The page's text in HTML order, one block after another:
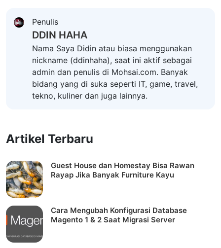
Penulis
DDIN HAHA
Nama Saya Didin atau biasa menggunakan
nickname (ddinhaha), saat ini aktif sebagai
admin dan penulis di Mohsai.com. Banyak
bidang yang di suka seperti IT, game, travel,
tekno, kuliner dan juga lainnya.
Artikel Terbaru
Guest House dan Homestay Bisa Rawan
Rayap Jika Banyak Furniture Kayu
Cara Mengubah Konfigurasi Database
Magento 1 & 2 Saat Migrasi Server